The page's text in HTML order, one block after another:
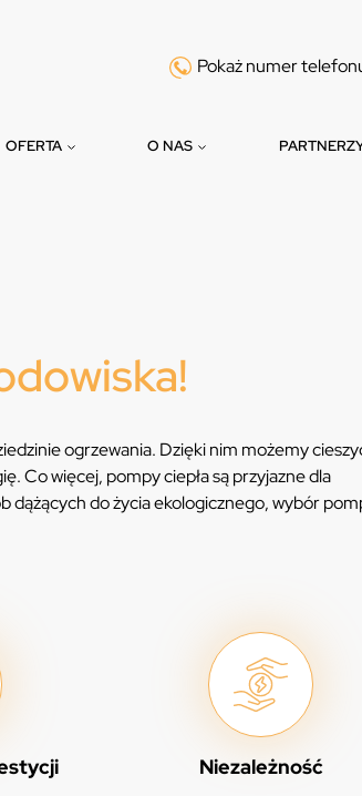
Pokaż numer
OFERTA O NAS
ogrzewania. Dzięki nim możemy
Co więcej, pompy ciepła są przyjazne dla
dążących do życia ekologicznego, wybór
Niezależność